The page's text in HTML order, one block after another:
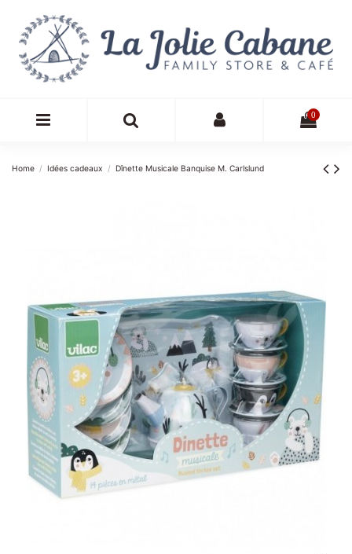
0
Home Idées cadeaux Dînette Musicale Banquise M. Carlslund